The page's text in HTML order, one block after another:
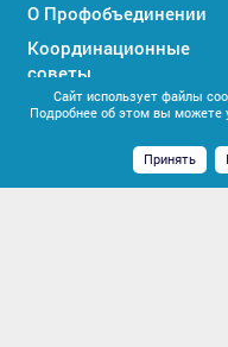
О Профобъединении
Координационные
советы
Профактивистам
Сайт использует файлы
Подробнее об этом вы можете
Принять